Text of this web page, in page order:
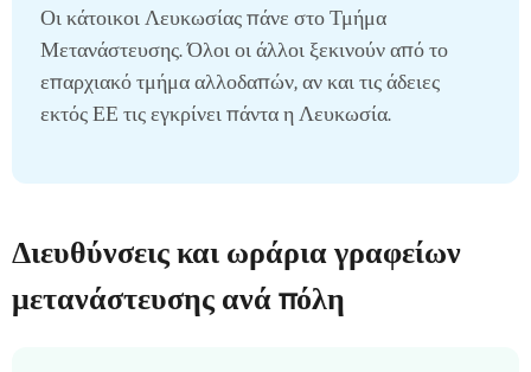
Οι κάτοικοι Λευκωσίας πάνε στο Τμήμα
Μετανάστευσης. Όλοι οι άλλοι ξεκινούν από το
επαρχιακό τμήμα αλλοδαπών, αν και τις άδειες
εκτός ΕΕ τις εγκρίνει πάντα η Λευκωσία.
Διευθύνσεις και ωράρια γραφείων
μετανάστευσης ανά πόλη